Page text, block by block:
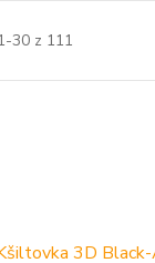
30 z 111